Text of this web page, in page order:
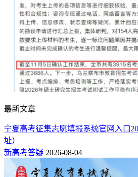
最新文章
宁夏高考征集志愿填报系统官网入口
址）
新高考答疑 2026-08-04